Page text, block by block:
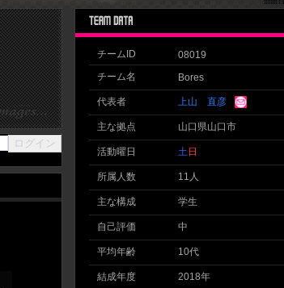
チームID 08019
チーム名 Bores
代表者 上山 直彦
主な拠点 山口県山口市
活動曜日 土 日
所属人数 11人
主な構成 学生
自己評価 中
平均年齢 10代
結成年度 2018年